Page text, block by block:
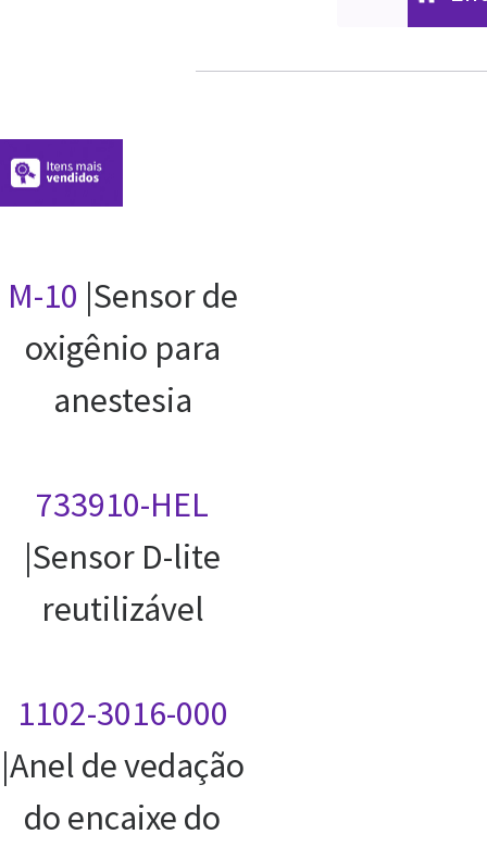
M-10 |Sensor de
oxigênio para
anestesia
733910-HEL
|Sensor D-lite
reutilizável
1102-3016-000
|Anel de vedação
do encaixe do